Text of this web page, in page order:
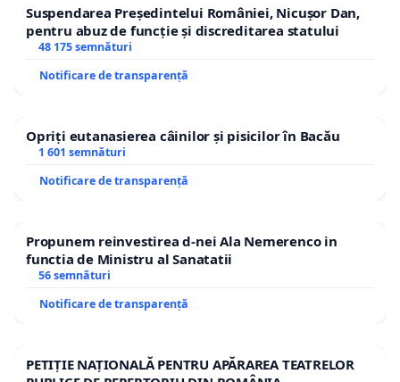
Suspendarea Președintelui României, Nicușor Dan,
pentru abuz de funcție și discreditarea statului
48 175 semnături
Notificare de transparență
Opriți eutanasierea câinilor și pisicilor în Bacău
1 601 semnături
Notificare de transparență
Propunem reinvestirea d-nei Ala Nemerenco in
functia de Ministru al Sanatatii
56 semnături
Notificare de transparență
PETIȚIE NAȚIONALĂ PENTRU APĂRAREA TEATRELOR